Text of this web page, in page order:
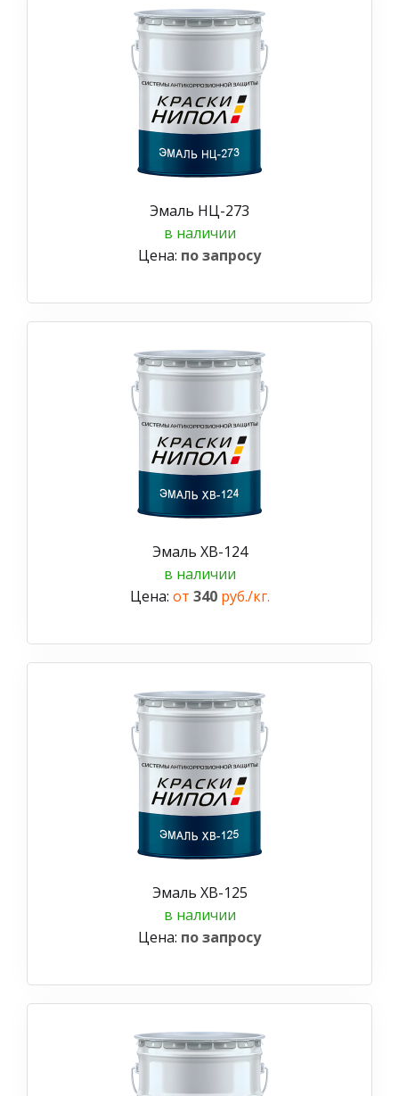
Эмаль НЦ-273
в наличии
Цена: по запросу
Эмаль ХВ-124
в наличии
Цена: от 340руб./кг.
Эмаль ХВ-125
в наличии
Цена: по запросу